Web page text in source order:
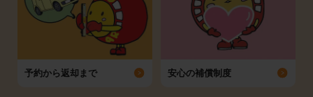
予約から返却まで 安心の補償制度